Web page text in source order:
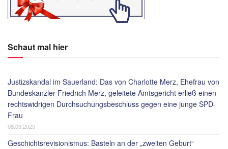
Schaut mal hier
Justizskandal im Sauerland: Das von Charlotte Merz, Ehefrau von
Bundeskanzler Friedrich Merz, geleitete Amtsgericht erließ einen
rechtswidrigen Durchsuchungsbeschluss gegen eine junge SPD-
Frau
08.09.2025
Geschichtsrevisionismus: Basteln an der „zweiten Geburt“